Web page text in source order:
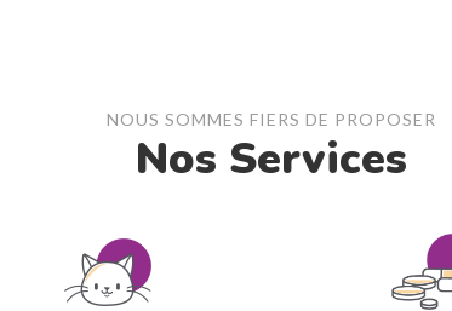
NOUS SOMMES FIERS DE PROPOSER
Nos Services